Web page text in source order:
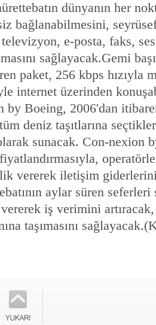
dünyanın her
bağlanabilmesini,
e-posta, faks,
sağlayacak.Gemi
paket, 256 kbps hızıyla
internet üzerinden
by Boeing, 2006'dan
deniz taşıtlarına
sunacak. Con-nexion
vererek iletişim
aylar süren seferleri
iş verimini
taşımasını sağlayacak.